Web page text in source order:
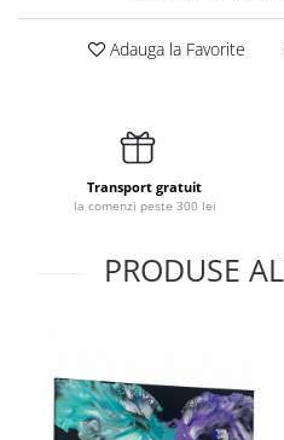
Adauga la Favorite
Transport gratuit
la comenzi peste 300 lei
PRODUSE